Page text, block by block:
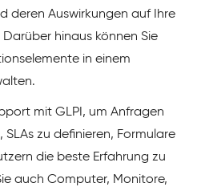
deren Auswirkungen auf Ihre
hinaus können Sie
in einem
mit GLPI, um Anfragen
zu definieren, Formulare
die beste Erfahrung zu
auch Computer, Monitore,